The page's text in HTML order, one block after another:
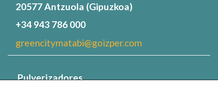
20577 Antzuola (Gipuzkoa)
+34 943 786 000
greencitymatabi@goizper.com
Pulverizadores